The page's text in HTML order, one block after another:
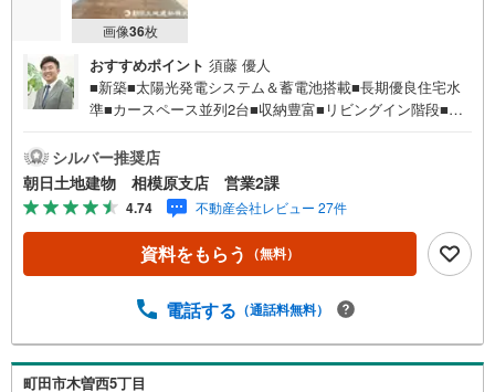
画像36枚
おすすめポイント 須藤 優人
■新築■太陽光発電システム＆蓄電池搭載■長期優良住宅水
準■カースペース並列2台■収納豊富■リビングイン階段■電
～20:00】上記時間はお電話が繋がりやすくなっておりま
す。人気物件には特に問い合わせが集中するため、お早め
にお電話ください。「室内・現地を見学する」ボタンより
ご予約いただくとご見学がスムーズです。【創業42周年の
実績】弊社は1985年町田にて開業し、東京・神奈川・埼玉
エリアに13店舗展開しております。契約件数5万件を突破
ドバイスが出来るようになりました。私達はお客様に安心
では担当営業が物件情報を紹介しておりますが、その後の
物件のご説明、資金計画、税金相談などについては、上司
シルバー推奨店
朝日土地建物 相模原支店 営業2課
4.74 不動産会社レビュー 27件
資料をもらう （無料）
電話する （通話料無料）
町田市木曽西5丁目